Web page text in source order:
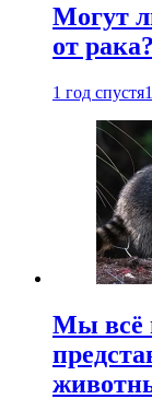
Могут
от рака?
1 год спустя
Мы всё